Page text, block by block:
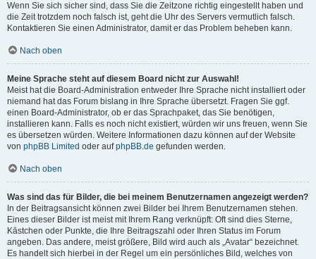
Wenn Sie sich sicher sind, dass Sie die Zeitzone richtig eingestellt haben und
die Zeit trotzdem noch falsch ist, geht die Uhr des Servers vermutlich falsch.
Kontaktieren Sie einen Administrator, damit er das Problem beheben kann.
Nach oben
Meine Sprache steht auf diesem Board nicht zur Auswahl!
Meist hat die Board-Administration entweder Ihre Sprache nicht installiert oder
niemand hat das Forum bislang in Ihre Sprache übersetzt. Fragen Sie ggf.
einen Board-Administrator, ob er das Sprachpaket, das Sie benötigen,
installieren kann. Falls es noch nicht existiert, würden wir uns freuen, wenn Sie
es übersetzen würden. Weitere Informationen dazu können auf der Website
von phpBB Limited oder aufphpBB.de gefunden werden.
Nach oben
Was sind das für Bilder, die bei meinem Benutzernamen angezeigt werden?
In der Beitragsansicht können zwei Bilder bei Ihrem Benutzernamen stehen.
Eines dieser Bilder ist meist mit Ihrem Rang verknüpft: Oft sind dies Sterne,
Kästchen oder Punkte, die Ihre Beitragszahl oder Ihren Status im Forum
angeben. Das andere, meist größere, Bild wird auch als „Avatar“ bezeichnet.
Es handelt sich hierbei in der Regel um ein persönliches Bild, welches von